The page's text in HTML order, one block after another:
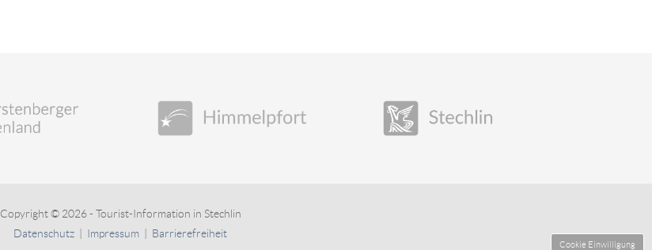
Copyright © 2026 - Tourist-Information in Stechlin
Datenschutz
Impressum Barrierefreiheit
Cookie Einwilligung